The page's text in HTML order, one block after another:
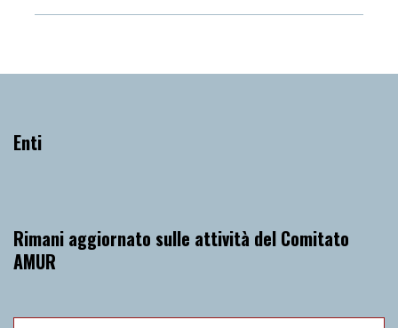
Enti
Rimani aggiornato sulle attività del Comitato
AMUR